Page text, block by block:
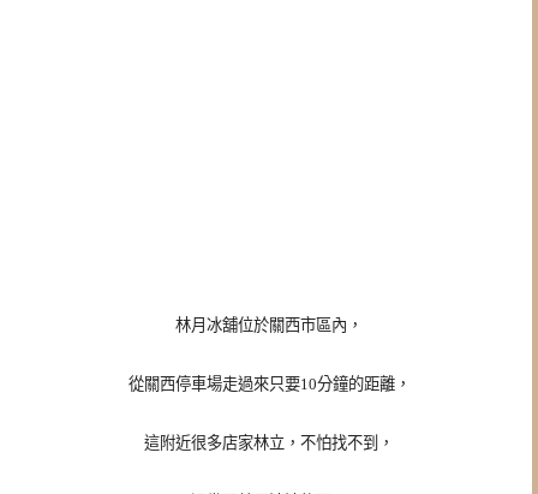
林月冰舖位於關西市區內，
從關西停車場走過來只要10分鐘的距離，
這附近很多店家林立，不怕找不到，